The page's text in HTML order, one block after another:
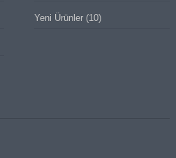
Yeni Ürünler (10)